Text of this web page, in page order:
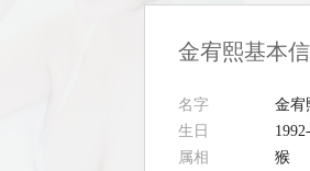
金宥熙基本
名字 金宥
生日
属相
猴